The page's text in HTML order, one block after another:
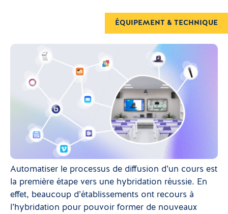
ÉQUIPEMENT & TECHNIQUE
Automatiser le processus de diffusion d’un cours est
la première étape vers une hybridation réussie. En
effet, beaucoup d’établissements ont recours à
l’hybridation pour pouvoir former de nouveaux